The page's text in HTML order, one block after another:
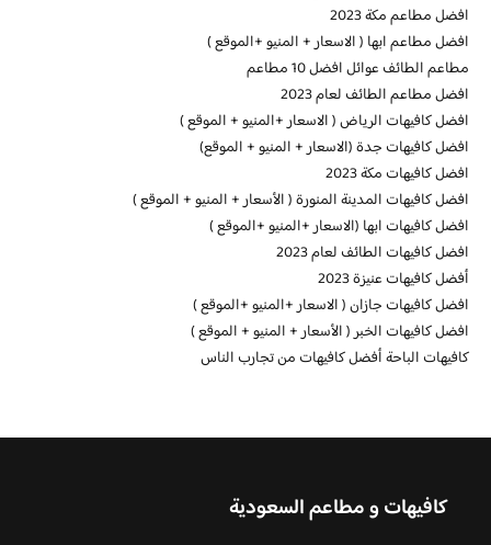
افضل مطاعم مكة 2023
افضل مطاعم ابها ( الاسعار + المنيو +الموقع )
مطاعم الطائف عوائل افضل 10 مطاعم
افضل مطاعم الطائف لعام 2023
افضل كافيهات الرياض ( الاسعار +المنيو + الموقع )
افضل كافيهات جدة (الاسعار + المنيو + الموقع)
افضل كافيهات مكة 2023
افضل كافيهات المدينة المنورة ( الأسعار + المنيو + الموقع )
افضل كافيهات ابها (الاسعار +المنيو +الموقع )
افضل كافيهات الطائف لعام 2023
أفضل كافيهات عنيزة 2023
افضل كافيهات جازان ( الاسعار +المنيو +الموقع )
افضل كافيهات الخبر ( الأسعار + المنيو + الموقع )
كافيهات الباحة أفضل كافيهات من تجارب الناس
كافيهات و مطاعم السعودية